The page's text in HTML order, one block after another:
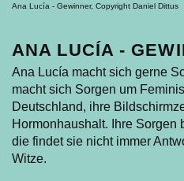
Ana Lucía - Gewinner, Copyright Daniel Dittus
ANA LUCÍA -
Ana Lucía macht sich gerne
macht sich Sorgen um
Deutschland, ihre
Hormonhaushalt. Ihre Sorgen
die findet sie nicht immer
Witze.